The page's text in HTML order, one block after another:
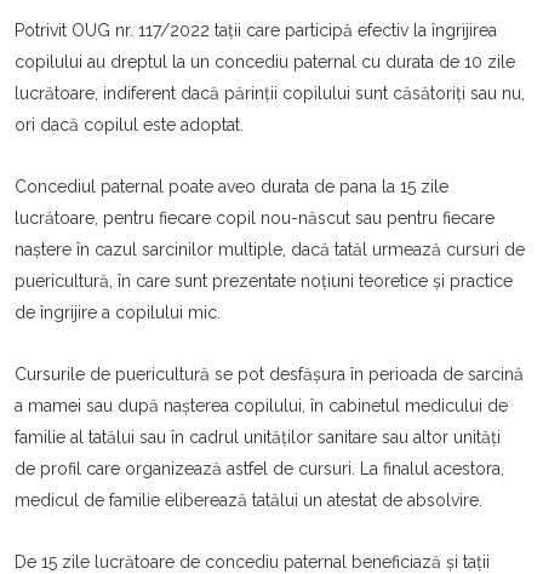
Potrivit OUG nr. 117/2022 tații care participă efectiv la îngrijirea
copilului au dreptul la un concediu paternal cu durata de 10 zile
lucrătoare, indiferent dacă părinții copilului sunt căsătoriți sau nu,
ori dacă copilul este adoptat.
Concediul paternal poate aveo durata de pana la 15 zile
lucrătoare, pentru fiecare copil nou-născut sau pentru fiecare
naștere în cazul sarcinilor multiple, dacă tatăl urmează cursuri de
puericultură, în care sunt prezentate noțiuni teoretice și practice
de îngrijire a copilului mic.
Cursurile de puericultură se pot desfășura în perioada de sarcină
a mamei sau după nașterea copilului, în cabinetul medicului de
familie al tatălui sau în cadrul unităților sanitare sau altor unități
de profil care organizează astfel de cursuri. La finalul acestora,
medicul de familie eliberează tatălui un atestat de absolvire.
De 15 zile lucrătoare de concediu paternal beneficiază și tații